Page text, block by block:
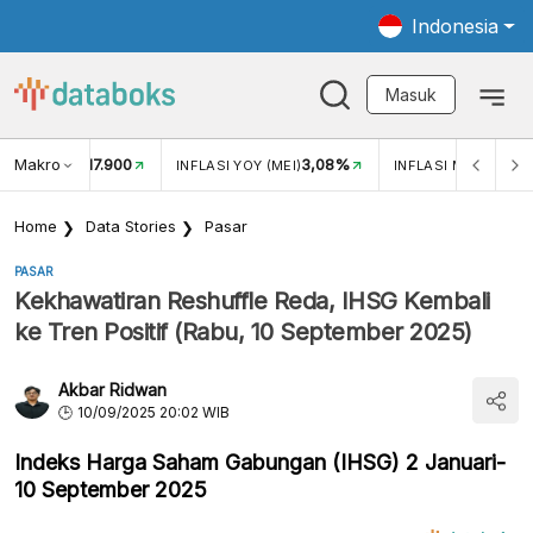
Indonesia
Masuk
Makro
USD/IDR 17.900 INFLASI YOY (MEI)3,08% INFLASI MOM (MEI)
Home Data Stories Pasar
PASAR
Kekhawatiran Reshuffle Reda, IHSG Kembali
ke Tren Positif (Rabu, 10 September 2025)
Akbar Ridwan
10/09/2025 20:02 WIB
Indeks Harga Saham Gabungan (IHSG) 2 Januari-
10 September 2025